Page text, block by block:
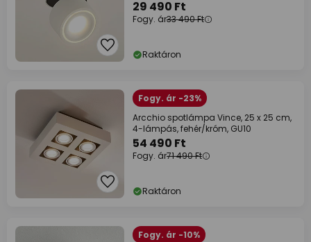
29 490 Ft
Fogy. ár33 490 Ft
Raktáron
Fogy. ár -23%
Arcchio spotlámpa Vince, 25 x 25 cm,
4-lámpás, fehér/króm, GU10
54 490 Ft
Fogy. ár71 490 Ft
Raktáron
Fogy. ár -10%